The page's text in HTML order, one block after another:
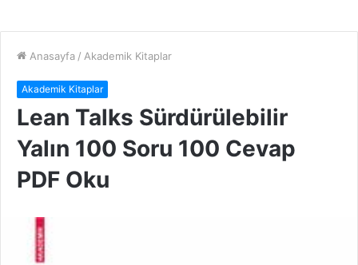
Anasayfa / Akademik Kitaplar
Akademik Kitaplar
Lean Talks Sürdürülebilir
Yalın 100 Soru 100 Cevap
PDF Oku